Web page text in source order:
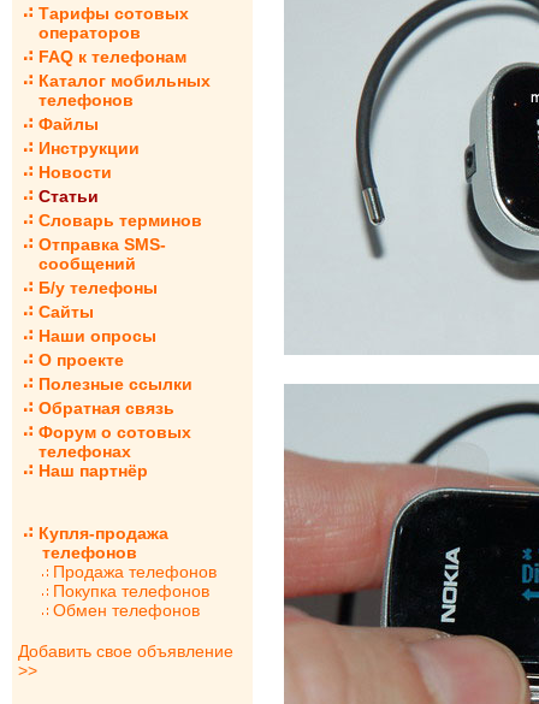
Тарифы сотовых
операторов
FAQ к телефонам
Каталог мобильных
телефонов
Файлы
Инструкции
Новости
Статьи
Словарь терминов
Отправка SMS-
сообщений
Б/у телефоны
Сайты
Наши опросы
О проекте
Полезные ссылки
Обратная связь
Форум о сотовых
телефонах
Наш партнёр
Купля-продажа
телефонов
Продажа телефонов
Покупка телефонов
Обмен телефонов
Добавить свое объявление
>>